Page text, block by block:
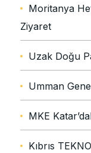
Moritanya
Ziyaret
Uzak Doğu
Umman
MKE
Kıbrıs